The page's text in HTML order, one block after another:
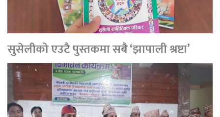
सुसेलीको एउटै पुस्तकमा सबै ‘झापाली श्रष्टा’